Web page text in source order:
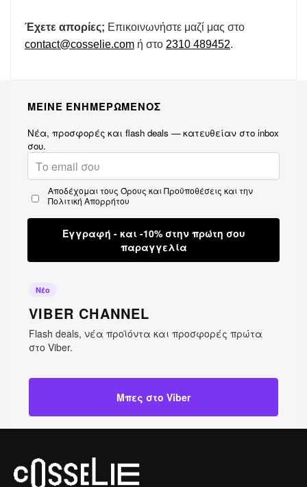
Έχετε απορίες; Επικοινωνήστε μαζί μας στο
contact@cosselie.com ή στο 2310 489452.
ΜΕΙΝΕ ΕΝΗΜΕΡΩΜΕΝΟΣ
Νέα, προσφορές και flash deals — κατευθείαν στο inbox
σου.
Αποδέχομαι τους Όρους και Προϋποθέσεις και την
Πολιτική Απορρήτου
Εγγραφή - και -10% στην πρώτη σου
παραγγελία
Νέο
VIBER CHANNEL
Flash deals, νέα προϊόντα και προσφορές πρώτα
στο Viber.
Μπες στο Viber